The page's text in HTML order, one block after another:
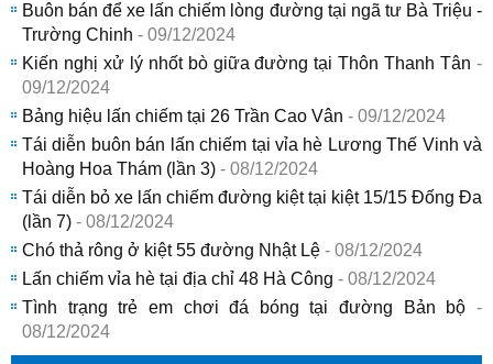
Buôn bán để xe lấn chiếm lòng đường tại ngã tư Bà Triệu -
Trường Chinh - 09/12/2024
Kiến nghị xử lý nhốt bò giữa đường tại Thôn Thanh Tân -
09/12/2024
Bảng hiệu lấn chiếm tại 26 Trần Cao Vân - 09/12/2024
Tái diễn buôn bán lấn chiếm tại vỉa hè Lương Thế Vinh và
Hoàng Hoa Thám (lần 3) - 08/12/2024
Tái diễn bỏ xe lấn chiếm đường kiệt tại kiệt 15/15 Đống Đa
(lần 7) - 08/12/2024
Chó thả rông ở kiệt 55 đường Nhật Lệ - 08/12/2024
Lấn chiếm vỉa hè tại địa chỉ 48 Hà Công - 08/12/2024
Tình trạng trẻ em chơi đá bóng tại đường Bản bộ -
08/12/2024